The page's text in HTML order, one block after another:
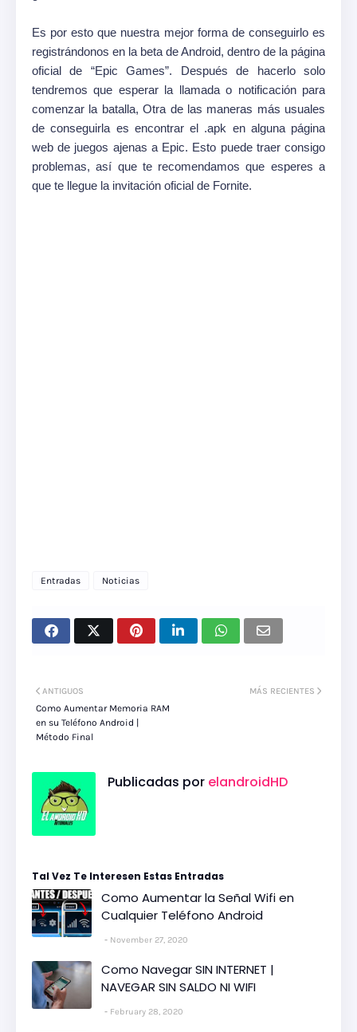
Es por esto que nuestra mejor forma de conseguirlo es
registrándonos en la beta de Android, dentro de la página
oficial de “Epic Games”. Después de hacerlo solo
tendremos que esperar la llamada o notificación para
comenzar la batalla, Otra de las maneras más usuales
de conseguirla es encontrar el .apk en alguna página
web de juegos ajenas a Epic. Esto puede traer consigo
problemas, así que te recomendamos que esperes a
que te llegue la invitación oficial de Fornite.
Entradas Noticias
MÁS RECIENTES
ANTIGUOS
Como Aumentar Memoria RAM
en su Teléfono Android |
Método Final
Publicadas por elandroidHD
Tal Vez Te Interesen Estas Entradas
Como Aumentar la Señal Wifi en
Cualquier Teléfono Android
November 27, 2020
Como Navegar SIN INTERNET |
NAVEGAR SIN SALDO NI WIFI
February 28, 2020